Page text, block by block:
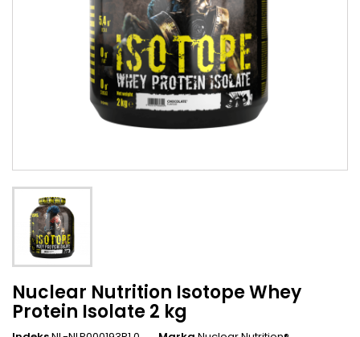
Nuclear Nutrition Isotope Whey
Protein Isolate 2 kg